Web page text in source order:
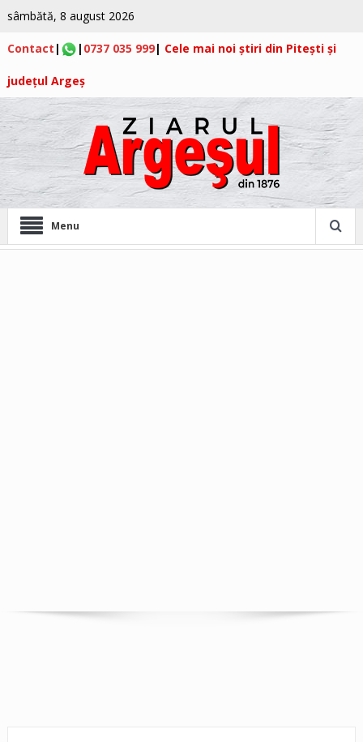
sâmbătă, 8 august 2026
Contact | | 0737 035 999| Cele mai noi știri din Pitești și
județul Argeș
Menu